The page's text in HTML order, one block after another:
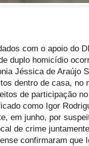
com o apoio do
duplo homicídio
Jéssica de Araújo
dentro de casa, no
de participação
como Igor
em junho, por
de crime
confirmaram que